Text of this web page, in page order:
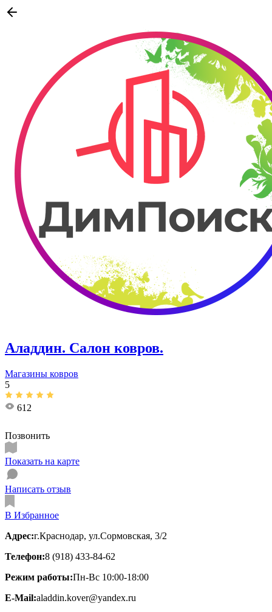
Аладдин. ​Салон ковров.
Магазины ковров
5
612
Позвонить
Показать на карте
Написать отзыв
В Избранное
Адрес:г.Краснодар, ул.Сормовская, 3/2
Телефон:8 (918) 433-84-62
Режим работы:Пн-Вс 10:00-18:00
E-Mail:aladdin.kover@yandex.ru